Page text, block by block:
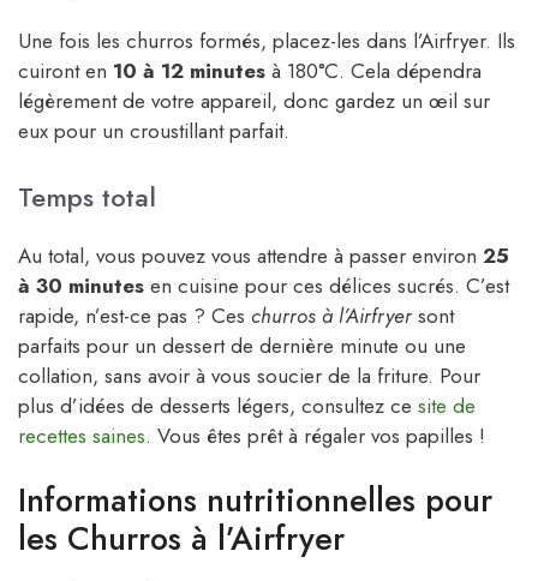
Une fois les churros formés, placez-les dans l’Airfryer. Ils
cuiront en 10 à 12 minutes à 180°C. Cela dépendra
légèrement de votre appareil, donc gardez un œil sur
eux pour un croustillant parfait.
Temps total
Au total, vous pouvez vous attendre à passer environ 25
à 30 minutes en cuisine pour ces délices sucrés. C’est
rapide, n’est-ce pas ? Ces churros à l’Airfryersont
parfaits pour un dessert de dernière minute ou une
collation, sans avoir à vous soucier de la friture. Pour
plus d’idées de desserts légers, consultez ce site de
recettes saines. Vous êtes prêt à régaler vos papilles !
Informations nutritionnelles pour
les Churros à l’Airfryer